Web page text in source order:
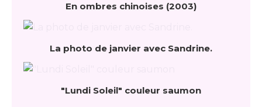
En ombres chinoises (2003)
La photo de janvier avec Sandrine.
"Lundi Soleil" couleur saumon